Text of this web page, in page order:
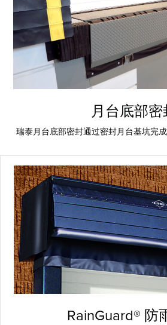
月台底部密
瑞泰月台底部密封通过密封月台基坑完
RainGuard® 防